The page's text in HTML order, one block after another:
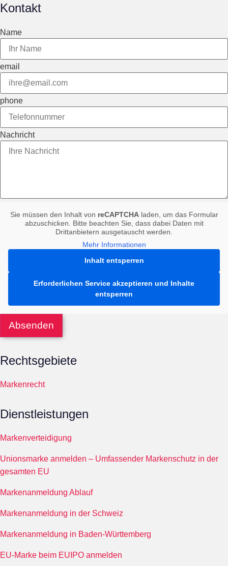
Kontakt
Name
email
phone
Nachricht
Sie müssen den Inhalt von reCAPTCHAladen, um das Formular
abzuschicken. Bitte beachten Sie, dass dabei Daten mit
Drittanbietern ausgetauscht werden.
Mehr Informationen
Inhalt entsperren
Erforderlichen Service akzeptieren und Inhalte
entsperren
Absenden
Rechtsgebiete
Markenrecht
Dienstleistungen
Markenverteidigung
Unionsmarke anmelden – Umfassender Markenschutz in der
gesamten EU
Markenanmeldung Ablauf
Markenanmeldung in der Schweiz
Markenanmeldung in Baden-Württemberg
EU-Marke beim EUIPO anmelden